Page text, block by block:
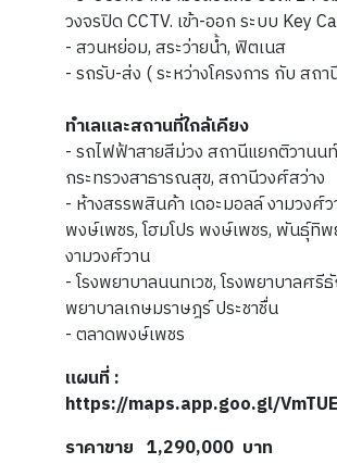
วงจรปิด CCTV. เข้า-ออก ระบบ Key
- สวนหย่อม, สระว่ายน้ำ, ฟิตเนส
- รถรับ-ส่ง ( ระหว่างโครงการ กับ สถ
ทำเลและสถานที่ใกล้เคียง
- รถไฟฟ้าสายสีม่วง สถานีแยกติวานน
กระทรวงสาธารณสุข, สถานีวงศ์สว่าง
- ห้างสรรพสินค้า เดอะมอลล์ งามวงศ์
พงษ์เพชร, โฮมโปร พงษ์เพชร, พันธุ์ทิ
งามวงศ์วาน
- โรงพยาบาลนนทเวช, โรงพยาบาลศรี
พยาบาลเกษมราษฎร์ ประชาชื่น
- ตลาดพงษ์เพชร
แผนที่ :
https://maps.app.goo.gl/
ราคาขาย 1,290,000 บาท